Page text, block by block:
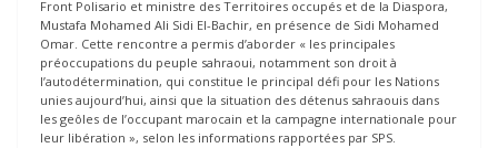
Front Polisario et ministre des Territoires occupés et de la Diaspora,
Mustafa Mohamed Ali Sidi El-Bachir, en présence de Sidi Mohamed
Omar. Cette rencontre a permis d’aborder « les principales
préoccupations du peuple sahraoui, notamment son droit à
l’autodétermination, qui constitue le principal défi pour les Nations
unies aujourd’hui, ainsi que la situation des détenus sahraouis dans
les geôles de l’occupant marocain et la campagne internationale pour
leur libération », selon les informations rapportées par SPS.